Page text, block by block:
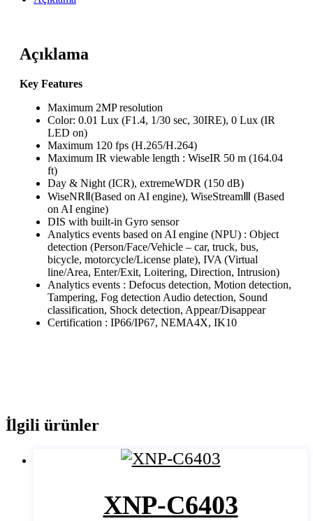
Açıklama
Key Features
Maximum 2MP resolution
Color: 0.01 Lux (F1.4, 1/30 sec, 30IRE), 0 Lux (IR
LED on)
Maximum 120 fps (H.265/H.264)
Maximum IR viewable length : WiseIR 50 m (164.04
ft)
Day & Night (ICR), extremeWDR (150 dB)
WiseNRⅡ(Based on AI engine), WiseStreamⅢ (Based
on AI engine)
DIS with built-in Gyro sensor
Analytics events based on AI engine (NPU) : Object
detection (Person/Face/Vehicle – car, truck, bus,
bicycle, motorcycle/License plate), IVA (Virtual
line/Area, Enter/Exit, Loitering, Direction, Intrusion)
Analytics events : Defocus detection, Motion detection,
Tampering, Fog detection Audio detection, Sound
classification, Shock detection, Appear/Disappear
Certification : IP66/IP67, NEMA4X, IK10
İlgili ürünler
XNP-C6403